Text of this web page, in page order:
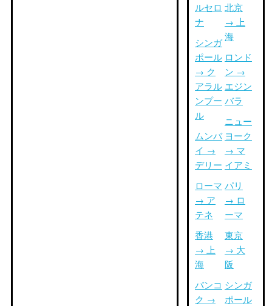
ルセロ
ナ
シンガ
ポール
→ ク
アラル
ンプー
ル
ムンバ
イ →
デリー
ローマ
→ ア
テネ
香港
→ 上
海
バンコ
ク →
北京
→ 上
海
ロンド
ン →
エジン
バラ
ニュー
ヨーク
→ マ
イアミ
パリ
→ ロ
ーマ
東京
→ 大
阪
シンガ
ポール